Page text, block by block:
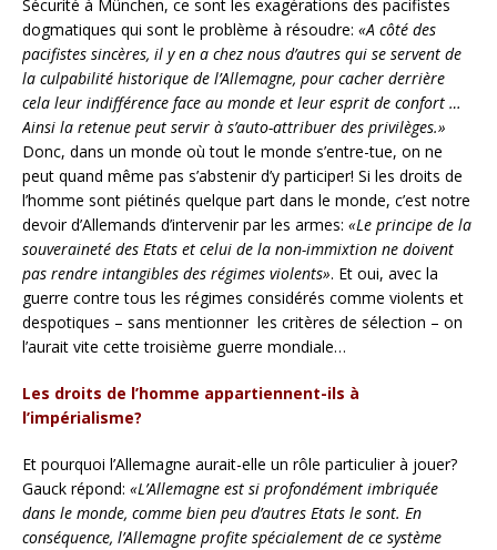
Sécurité à München, ce sont les exagérations des pacifistes
dogmatiques qui sont le problème à résoudre: «A côté des
pacifistes sincères, il y en a chez nous d’autres qui se servent de
la culpabilité historique de l’Allemagne, pour cacher derrière
cela leur indifférence face au monde et leur esprit de confort …
Ainsi la retenue peut servir à s’auto-attribuer des privilèges.»
Donc, dans un monde où tout le monde s’entre-tue, on ne
peut quand même pas s’abstenir d’y participer! Si les droits de
l’homme sont piétinés quelque part dans le monde, c’est notre
devoir d’Allemands d’intervenir par les armes: «Le principe de la
souveraineté des Etats et celui de la non-immixtion ne doivent
pas rendre intangibles des régimes violents». Et oui, avec la
guerre contre tous les régimes considérés comme violents et
despotiques – sans mentionner les critères de sélection – on
l’aurait vite cette troisième guerre mondiale…
Les droits de l’homme appartiennent-ils à
l’impérialisme?
Et pourquoi l’Allemagne aurait-elle un rôle particulier à jouer?
Gauck répond: «L’Allemagne est si profondément imbriquée
dans le monde, comme bien peu d’autres Etats le sont. En
conséquence, l’Allemagne profite spécialement de ce système